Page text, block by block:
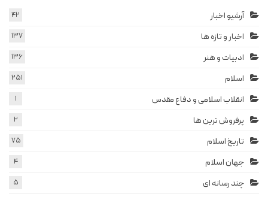
آرشیو اخبار 42
اخبار و تازه ها 137
ادبیات و هنر 136
اسلام 251
انقلاب اسلامی و دفاع مقدس 1
پرفروش ترین ها 2
تاریخ اسلام 75
جهان اسلام 4
چند رسانه ای 5